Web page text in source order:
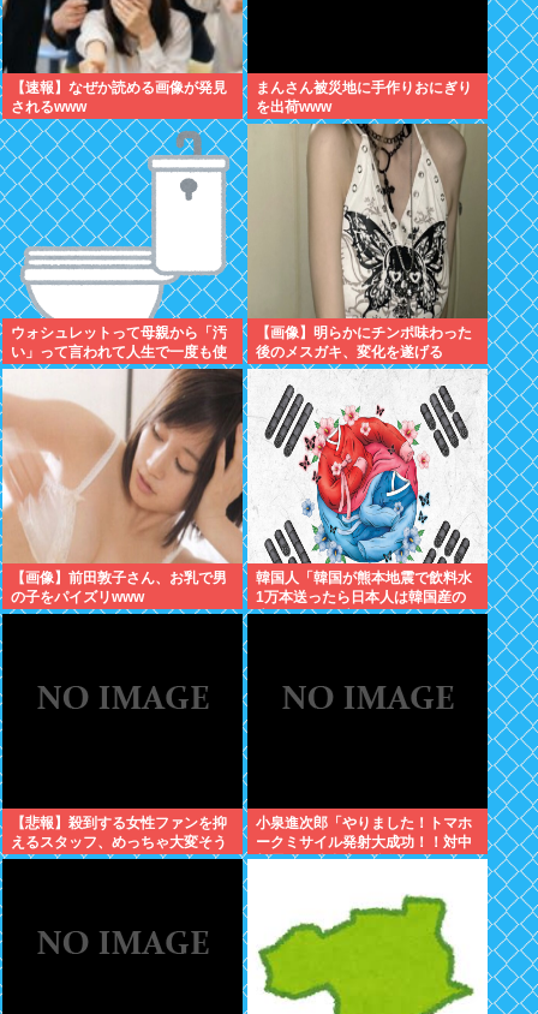
【速報】なぜか読める画像が発見
されるwww
まんさん被災地に手作りおにぎり
を出荷www
ウォシュレットって母親から「汚
い」って言われて人生で一度も使
ってなかった...
【画像】明らかにチンポ味わった
後のメスガキ、変化を遂げる
【画像】前田敦子さん、お乳で男
の子をパイズリwww
韓国人「韓国が熊本地震で飲料水
1万本送ったら日本人は韓国産の
水は〇〇だと言いました」
【悲報】殺到する女性ファンを抑
えるスタッフ、めっちゃ大変そう
www
小泉進次郎「やりました！トマホ
ークミサイル発射大成功！！対中
朝露への防衛力を強化してます